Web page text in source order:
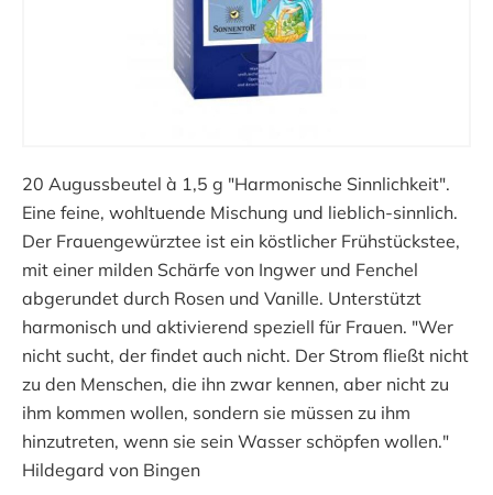
20 Augussbeutel à 1,5 g "Harmonische Sinnlichkeit".
Eine feine, wohltuende Mischung und lieblich-sinnlich.
Der Frauengewürztee ist ein köstlicher Frühstückstee,
mit einer milden Schärfe von Ingwer und Fenchel
abgerundet durch Rosen und Vanille. Unterstützt
harmonisch und aktivierend speziell für Frauen. "Wer
nicht sucht, der findet auch nicht. Der Strom fließt nicht
zu den Menschen, die ihn zwar kennen, aber nicht zu
ihm kommen wollen, sondern sie müssen zu ihm
hinzutreten, wenn sie sein Wasser schöpfen wollen."
Hildegard von Bingen